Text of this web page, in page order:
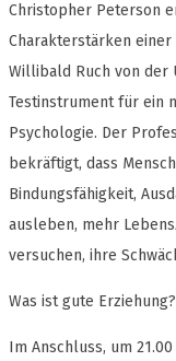
Christopher Peterson
Charakterstärken einer
Willibald Ruch von der
Testinstrument für ein
Psychologie. Der
bekräftigt, dass
Bindungsfähigkeit,
ausleben, mehr
versuchen, ihre
Was ist gute Erziehung?
Im Anschluss, um